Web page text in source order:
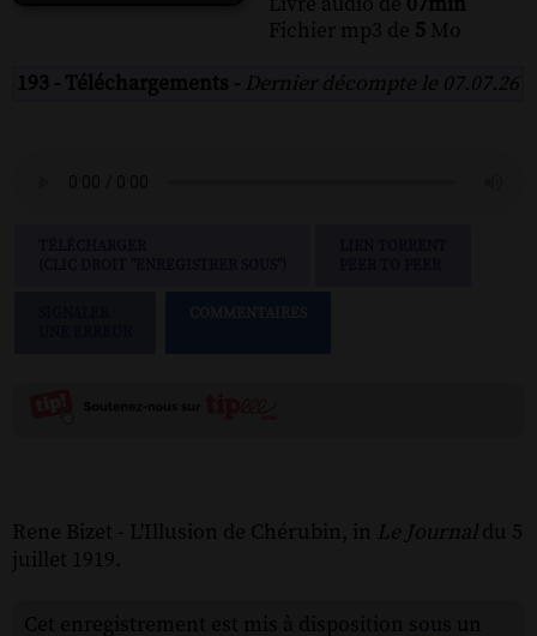
Fichier mp3 de 5 Mo
193 - Téléchargements - Dernier décompte le 07.07.26
Rene Bizet - L'Illusion de Chérubin, in Le Journaldu 5
juillet 1919.